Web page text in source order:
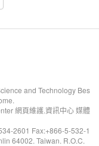
and Technology Bes
網頁維護.資訊中心 媒體
2601 Fax:+866-5-532-1
64002. Taiwan. R.O.C.